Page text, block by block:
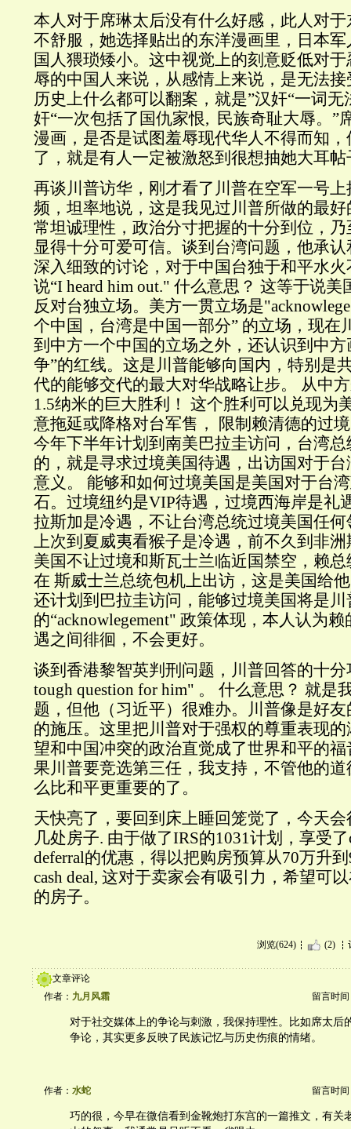
本人对于席琳太后没有什么好感，此人对
不舒服，她选择贴出的东洋漫画里，日本
国人猥琐矮小。这中视觉上的刻意贬低对
辱的中国人来说，从感情上来说，是无法
历史上什么都可以翻案，就是”汉奸“一词无
奸“一次包括了国仇家恨, 民族奇耻大辱。”
漫画，是否是试图羞辱现代华人不得而知
了，就是有人一定被激怒到很想抽她大耳帖
再谈川普访华，刚才看了川普在空军一号
频，坦率地说，这是我见过川普所做的最
常坦诚理性，政治分寸把握的十分到位，
显得十分可爱可信。谈到台湾问题，他承
深入细致的讨论，对于中国台独于和平水
说“I heard him out." 什么意思？ 这等于说美
反对台独立场。美方一贯立场是
个中国，台湾是中国一部分” 的立场，现在
到中方一个中国的立场之外，还认识到中方
争”的红线。这是川普能够向国内，特别是
代的能够交代的最大对华战略让步。 从中
1.5纳米的巨大胜利！ 这个胜利可以兑现为
意拖延或降格对台军售， 限制赖清德的过
今年下半年计划到南美巴拉圭访问，台湾
的，就是寻求过境美国待遇，出访国对于
意义。 能够和如何过境美国是美国对于台
石。过境纽约是VIP待遇，过境西海岸是礼
拉斯加是冷遇，不让台湾总统过境美国任
上次到夏威夷看猴子是冷遇，前不久到非
美国不让过境和斯瓦士兰临近国禁空，赖
在 斯威士兰总统包机上出访，这是美国给
还计划到巴拉圭访问，能够过境美国将是川
的“acknowlegement" 政策体现，本人认为
遇之间徘徊，不会更好。
谈到香港黎智英判刑问题，川普回答的十分
tough question for him" 。 什么意思？ 就是
题，但他（习近平）很难办。川普像是好
的施压。这里把川普对于强权的尊重表现
望和中国冲突的政治直觉成了世界和平的
果川普要竞选第三任，我支持，不管他的
么比和平更重要的了。
天快亮了，要回到床上睡回笼觉了，今天
几处房子. 由于做了IRS的1031计划，享受了
deferral的优惠，得以把购房预算从70万升
cash deal, 这对于卖家会有吸引力，希望可
的房子。
浏览(624) (2)
文章评论
作者： 九月风霜 留言时间
对于社交媒体上的争论与刺激，我保持理性。比如席太后
争论，其实更多反映了民族记忆与历史伤痕的情绪。
作者： 水蛇 留言时间
巧的很，今早在微信看到金靴炮打东宫的一篇推文，有关